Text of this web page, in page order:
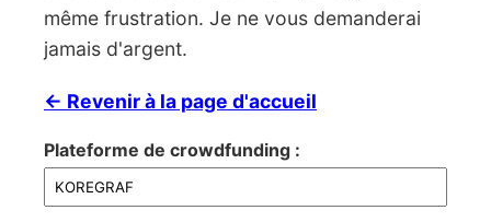
même frustration. Je ne vous demanderai
jamais d'argent.
← Revenir à la page d'accueil
Plateforme de crowdfunding :